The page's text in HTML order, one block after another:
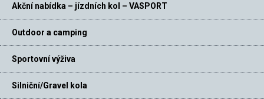
Akční nabídka – jízdních kol – VASPORT
Outdoor a camping
Sportovní výživa
Silniční/Gravel kola